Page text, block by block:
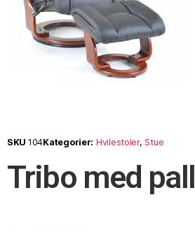
SKU 104Kategorier: Hvilestoler,Stue
Tribo med pall